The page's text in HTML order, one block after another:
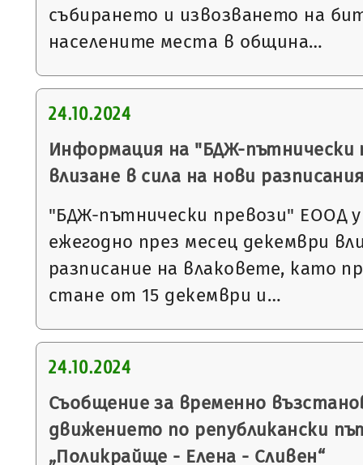
събирането и извозването на
населените места в община…
24.10.2024
Информация на "БДЖ-пътнически
влизане в сила на нови
"БДЖ-пътнически превози" ЕООД
ежегодно през месец декември
разписание на влаковете, като
стане от 15 декември и…
24.10.2024
Съобщение за временно
движението по републикански
„Поликрайще - Елена - Сливен“